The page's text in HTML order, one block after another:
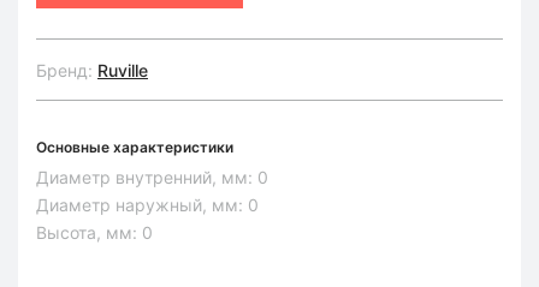
Бренд: Ruville
Основные характеристики
Диаметр внутренний, мм: 0
Диаметр наружный, мм: 0
Высота, мм: 0